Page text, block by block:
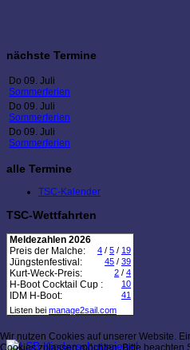
nächste Termine
Do 09. Juli
Sommerferien
Do 09. Juli
Sommerferien
Do 09. Juli
Sommerferien
alle Termine
TSC-Kalender
TSC-Wettfahrten
Meldezahlen 2026
Preis der Malche:
4 / 5 / 19
Jüngstenfestival: 45 / 39
Kurt-Weck-Preis: 2 / 4
H-Boot Cocktail Cup : 10
IDM H-Boot:
41
Listen bei manage2sail.com
Wir nutzen Cookies auf unserer Website.
Cookies zulassen möchten. Bitte beachten